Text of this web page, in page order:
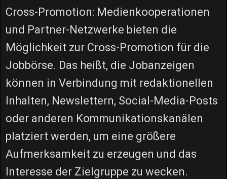
Cross-Promotion: Medienkooperationen
und Partner-Netzwerke bieten die
Möglichkeit zur Cross-Promotion für die
Jobbörse. Das heißt, die Jobanzeigen
können in Verbindung mit redaktionellen
Inhalten, Newslettern, Social-Media-Posts
oder anderen Kommunikationskanälen
platziert werden, um eine größere
Aufmerksamkeit zu erzeugen und das
Interesse der Zielgruppe zu wecken.